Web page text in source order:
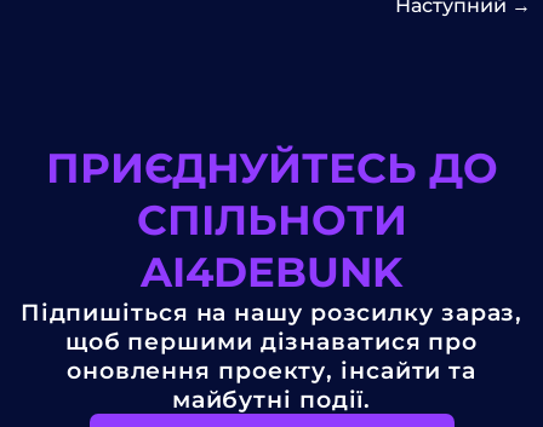
Наступний →
ПРИЄДНУЙТЕСЬ ДО
СПІЛЬНОТИ
AI4DEBUNK
Підпишіться на нашу розсилку зараз,
щоб першими дізнаватися про
оновлення проекту, інсайти та
майбутні події.